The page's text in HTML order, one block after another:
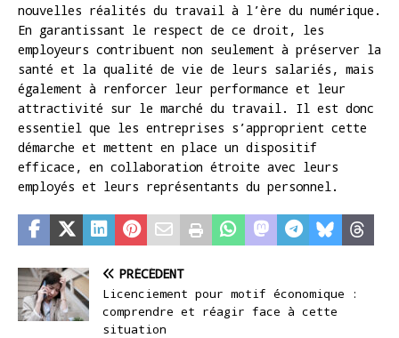
nouvelles réalités du travail à l’ère du numérique.
En garantissant le respect de ce droit, les
employeurs contribuent non seulement à préserver la
santé et la qualité de vie de leurs salariés, mais
également à renforcer leur performance et leur
attractivité sur le marché du travail. Il est donc
essentiel que les entreprises s’approprient cette
démarche et mettent en place un dispositif
efficace, en collaboration étroite avec leurs
employés et leurs représentants du personnel.
PRÉCÉDENT
Licenciement pour motif économique :
comprendre et réagir face à cette
situation